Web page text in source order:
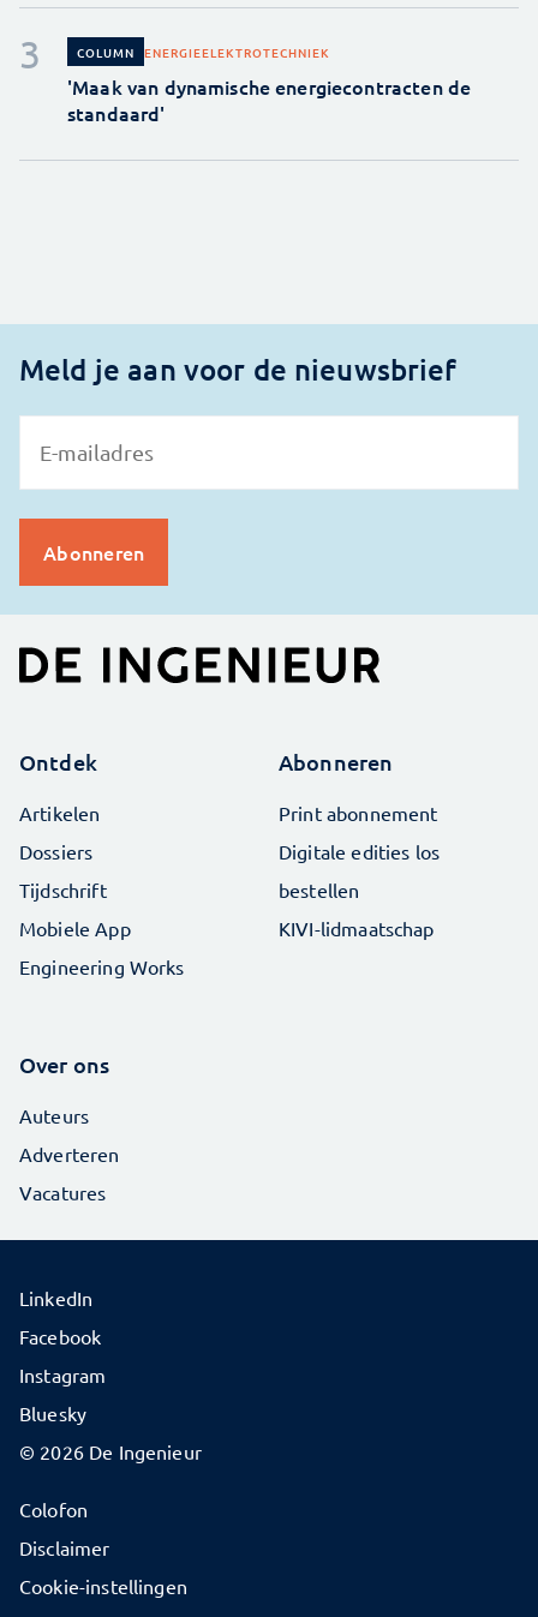
COLUMN ENERGIEELEKTROTECHNIEK
'Maak van dynamische energiecontracten de
standaard'
Meld je aan voor de nieuwsbrief
Ontdek
Artikelen
Dossiers
Tijdschrift
Mobiele App
Engineering Works
Abonneren
Print abonnement
Digitale edities los
bestellen
KIVI-lidmaatschap
Over ons
Auteurs
Adverteren
Vacatures
© 2026 De Ingenieur
Colofon
Disclaimer
Cookie-instellingen
LinkedIn
Facebook
Instagram
Bluesky